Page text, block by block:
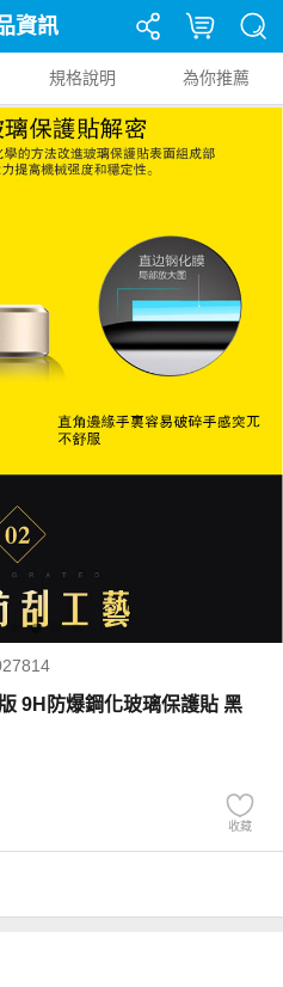
資訊
規格說明 為你推薦
9H防爆鋼化玻璃保護貼 黑
收藏